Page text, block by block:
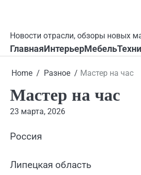
Новости отрасли, обзоры новых
ГлавнаяИнтерьерМебель
Home Разное Мастер на час
Мастер на час
23 марта, 2026
Россия
Липецкая область